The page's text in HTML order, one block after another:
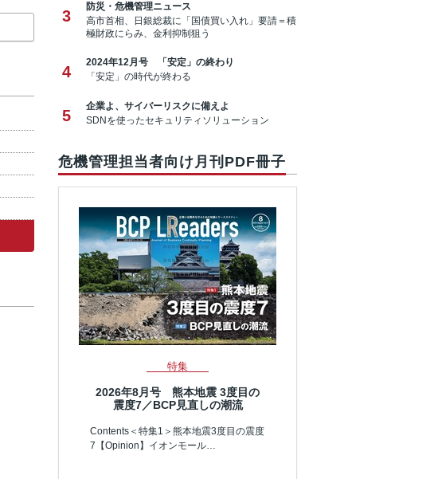
3
防災・危機管理ニュース
高市首相、日銀総裁に「国債買い入れ」要請＝積
極財政にらみ、金利抑制狙う
4
2024年12月号 「安定」の終わり
「安定」の時代が終わる
5
企業よ、サイバーリスクに備えよ
SDNを使ったセキュリティソリューション
危機管理担当者向け月刊PDF冊子
特集
2026年8月号 熊本地震 3度目の
震度7／BCP見直しの潮流
Contents＜特集1＞熊本地震3度目の震度
7【Opinion】イオンモール…